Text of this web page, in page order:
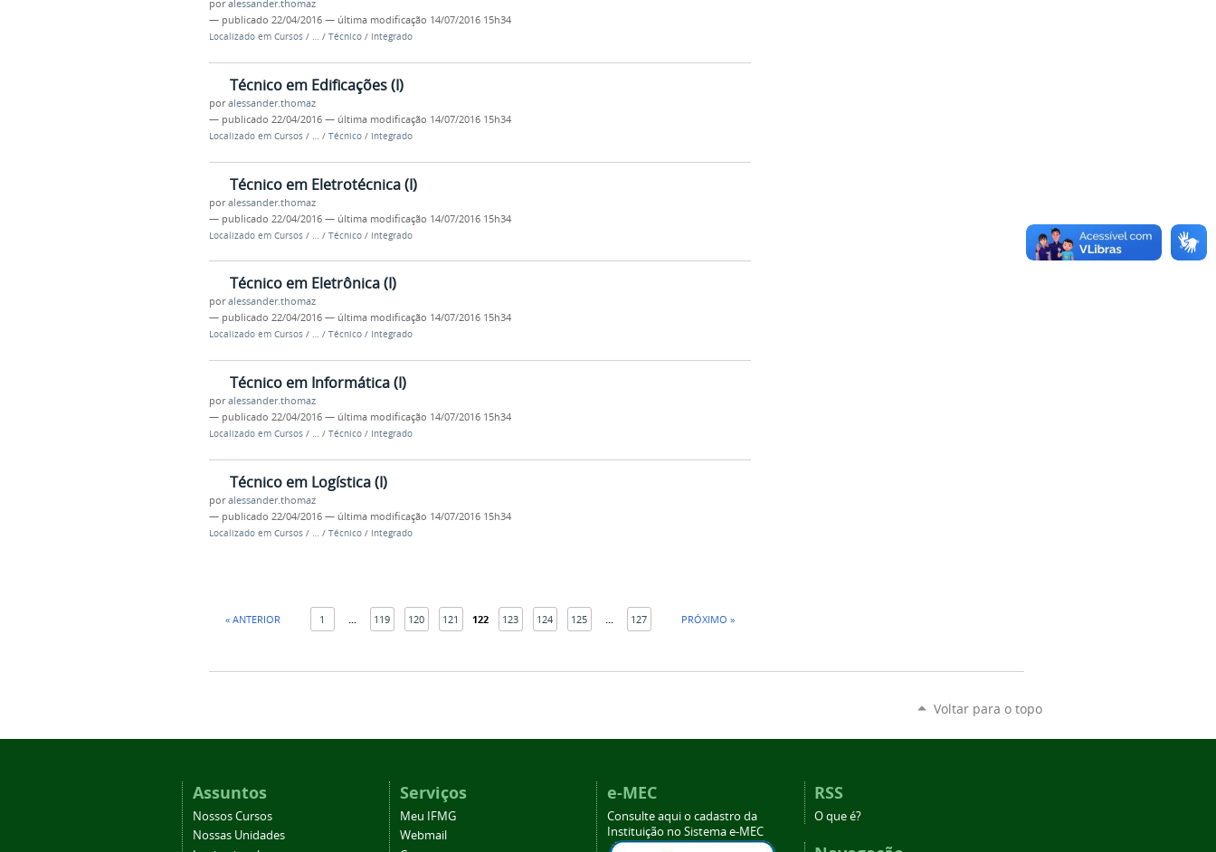
poralessander.thomaz
— publicado 22/04/2016 — última modificação 14/07/2016 15h34
Localizado em Cursos / … / Técnico / Integrado
Técnico em Edificações (I)
poralessander.thomaz
— publicado 22/04/2016 — última modificação 14/07/2016 15h34
Localizado em Cursos / … / Técnico / Integrado
Técnico em Eletrotécnica (I)
poralessander.thomaz
— publicado 22/04/2016 — última modificação 14/07/2016 15h34
Localizado em Cursos / … / Técnico / Integrado
Técnico em Eletrônica (I)
poralessander.thomaz
— publicado 22/04/2016 — última modificação 14/07/2016 15h34
Localizado em Cursos / … / Técnico / Integrado
Técnico em Informática (I)
poralessander.thomaz
— publicado 22/04/2016 — última modificação 14/07/2016 15h34
Localizado em Cursos / … / Técnico / Integrado
Técnico em Logística (I)
poralessander.thomaz
— publicado 22/04/2016 — última modificação 14/07/2016 15h34
Localizado em Cursos / … / Técnico / Integrado
« ANTERIOR 1 119 120 121 122 123 124 125 127 PRÓXIMO »
Voltar para o topo
Assuntos
Nossos Cursos
Nossas Unidades
Serviços
Meu IFMG
Webmail
e-MEC
Consulte aqui o cadastro da
Instituição no Sistema e-MEC
RSS
O que é?